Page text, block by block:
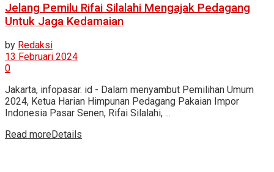
Jelang Pemilu Rifai Silalahi Mengajak Pedagang
Untuk Jaga Kedamaian
by Redaksi
13 Februari 2024
0
Jakarta, infopasar. id - Dalam menyambut Pemilihan Umum
2024, Ketua Harian Himpunan Pedagang Pakaian Impor
Indonesia Pasar Senen, Rifai Silalahi, ...
Read more Details